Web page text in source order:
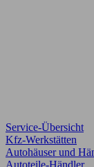
Service-Übersicht
Kfz-Werkstätten
Autohäuser und
Autoteile-Händler